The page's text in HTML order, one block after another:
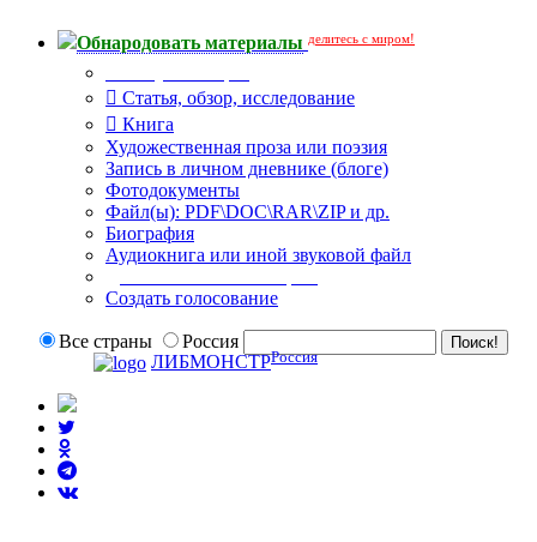
Обнародовать материалы делитесь с миром!
Статья, обзор, исследование
Книга
Художественная проза или поэзия
Запись в личном дневнике (блоге)
Фотодокументы
Файл(ы): PDF\DOC\RAR\ZIP и др.
Биография
Аудиокнига или иной звуковой файл
Создать голосование
Все страны
Россия
ЛИБМОНСТРРоссия